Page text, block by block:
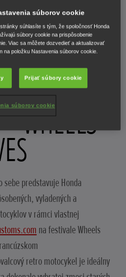
MIERU
HONDA
WHEELS
sebe predstavuje Honda
vyladených a
v rámci vlastnej
na festivale Wheels
retro motocykel je ideálny
súborov cookie
súhlasíte s tým, že spoločnosť Honda
súbory cookie na prispôsobenie
Viac sa môžete dozvedieť a aktualizovať
na položku Nastavenia súborov cookie.
Prijať súbory cookie
súborov cookie